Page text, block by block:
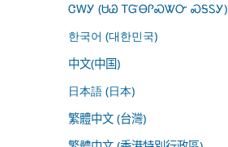
ᏣᎳᎩ (ᏌᏊ ᎢᏳᎾᎵᏍᏔᏅ ᏍᎦᏚᎩ)
한국어 (대한민국)
中文(中国)
日本語 (日本)
繁體中文 (台灣)